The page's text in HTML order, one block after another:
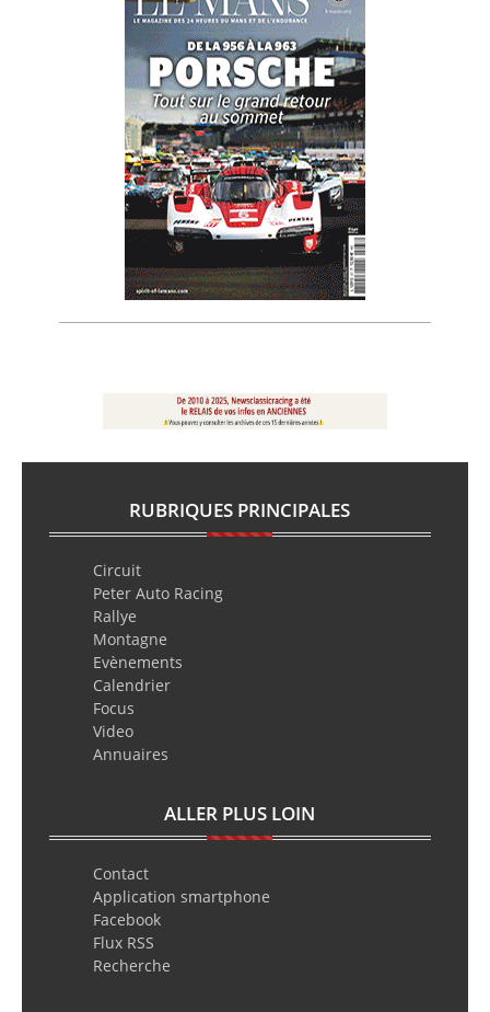
RUBRIQUES PRINCIPALES
Circuit
Peter Auto Racing
Rallye
Montagne
Evènements
Calendrier
Focus
Video
Annuaires
ALLER PLUS LOIN
Contact
Application smartphone
Facebook
Flux RSS
Recherche